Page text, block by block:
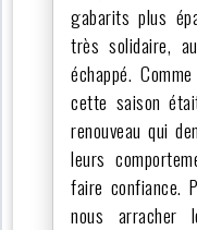
gabarits plus
très solidaire,
échappé.
cette saison
renouveau qui
leurs
faire confiance.
nous arracher